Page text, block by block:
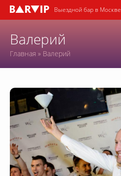
Выездной бар в Москве
Валерий
Главная » Валерий